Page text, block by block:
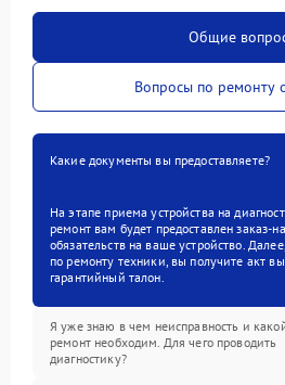
Общие
Вопросы по ремонту
Какие документы вы предоставляете?
На этапе приема устройства на
ремонт вам будет предоставлен заказ-
обязательств на ваше устройство.
по ремонту техники, вы получите акт
гарантийный талон.
Я уже знаю в чем неисправность и
ремонт необходим. Для чего проводить
диагностику?